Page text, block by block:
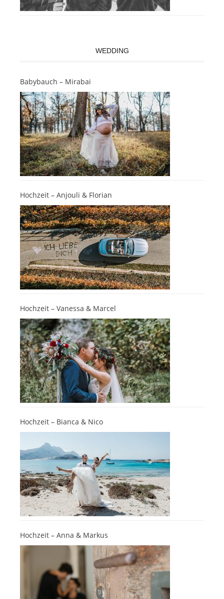
WEDDING
Babybauch – Mirabai
Hochzeit – Anjouli & Florian
Hochzeit – Vanessa & Marcel
Hochzeit – Bianca & Nico
Hochzeit – Anna & Markus